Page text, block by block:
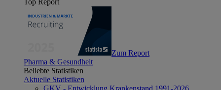
Zum Report
Pharma & Gesundheit
Beliebte Statistiken
Aktuelle Statistiken
GKV - Entwicklung Krankenstand 1991-2026